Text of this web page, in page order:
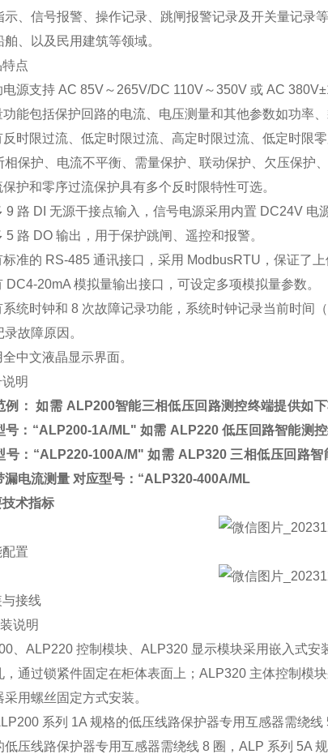
示、信号报警、操作记录、跳闸报警记录及开关量记录
舶、以及民用建筑等领域。
点
电源支持 AC 85V～265V/DC 110V～350V 或 AC
功能包括保护回路的电流、电压测量和其他参数如功率
反时限过流、低定时限过流、高定时限过流、低定时限
相保护、电流不平衡、需量保护、联动保护、欠压保护
护和零序过流保护具有多个反时限特性可选。
9 路 DI 无源干接点输入，信号电源采用内置 DC24V 电源
5 路 DO 输出，用于保护跳闸、遥控和报警。
标准的 RS-485 通讯接口，采用 ModbusRTU，保证了上
DC4-20mA 模拟量输出接口，可设定多项模拟量参数。
系统时钟和 8 次故障记录功能，系统时钟记录当前时间
故障原因。
中文液晶显示界面。
明
例： 如需 ALP200智能三相低压回路测控终端提供如
号： “ALP200-1A/ML" 如需 ALP220低压回路智能测
号： “ALP220-100A/M"如需 ALP320 三相低压回路
漏电流测量 对应型号： “ALP320-400A/ML
术指标
置
接线
说明
、ALP220 控制模块、ALP320 显示模块采用嵌入式安
，通过锁紧件固定在柜体表面上；ALP320 主体控制模
采用螺丝固定方式安装。
系列 1A 规格的低压线路保护器专用互感器需绕
低压线路保护器专用互感器需绕线 8 圈，ALP 系列 5A